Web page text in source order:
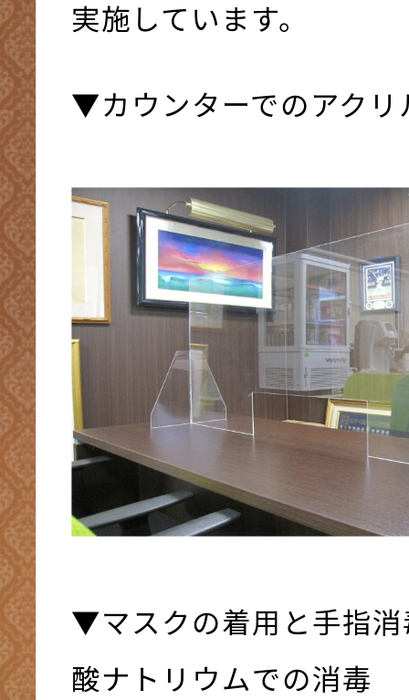
実施しています。
▼カウンターでのアクリ
▼マスクの着用と手指
酸ナトリウムでの消毒